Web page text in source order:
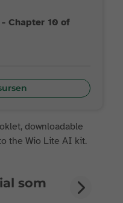
Chapter 10 of
downloadable
the Wio Lite AI kit.
som